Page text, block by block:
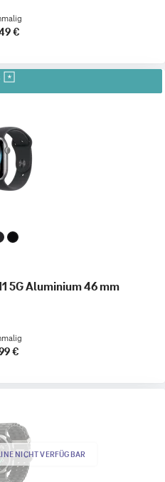
€
5G Aluminium 46 mm
€
NICHT VERFÜGBAR